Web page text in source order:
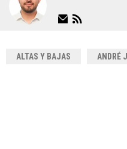
ALTAS Y BAJAS ANDRÉ